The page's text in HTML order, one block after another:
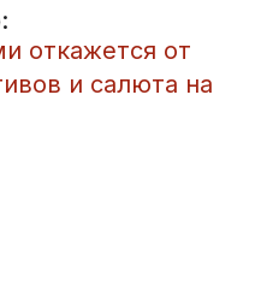
откажется от
и салюта на